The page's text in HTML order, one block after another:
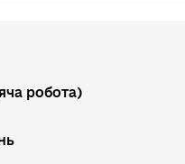
робота)